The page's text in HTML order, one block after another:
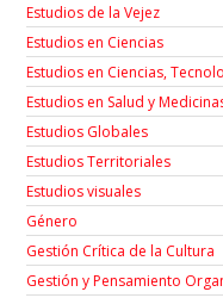
Estudios de la Vejez
Estudios en Ciencias
Estudios en Ciencias,
Estudios en Salud y
Estudios Globales
Estudios Territoriales
Estudios visuales
Género
Gestión Crítica de la Cultura
Gestión y Pensamiento